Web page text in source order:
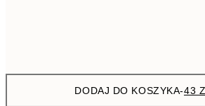
DODAJ DO KOSZYKA-43